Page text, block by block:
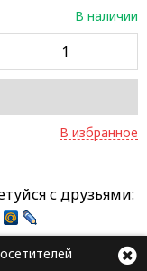
В наличии
В избранное
с друзьями: